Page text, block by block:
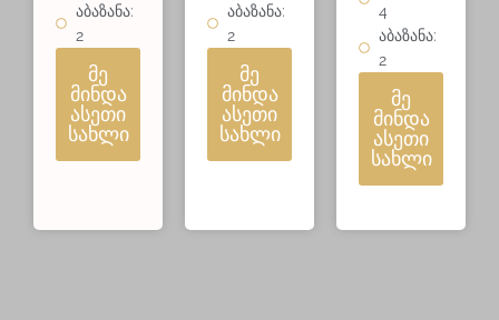
აბაზანა:
2
მე
მინდა
ასეთი
სახლი
აბაზანა:
2
მე
მინდა
ასეთი
სახლი
4
აბაზანა:
2
მე
მინდა
ასეთი
სახლი